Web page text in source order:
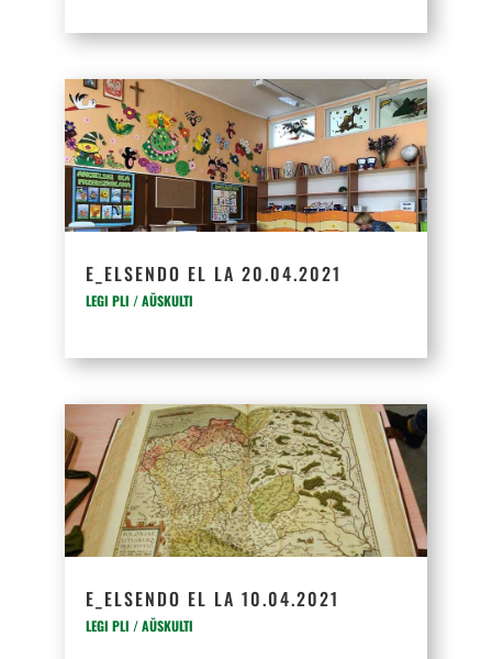
E_ELSENDO EL LA 20.04.2021
LEGI PLI / AŬSKULTI
E_ELSENDO EL LA 10.04.2021
LEGI PLI / AŬSKULTI